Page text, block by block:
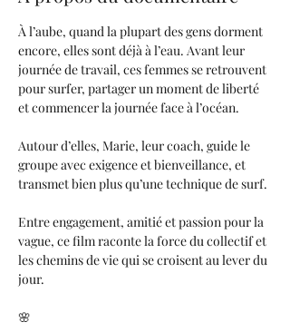
À l’aube, quand la plupart des gens dorment
encore, elles sont déjà à l’eau. Avant leur
journée de travail, ces femmes se retrouvent
pour surfer, partager un moment de liberté
et commencer la journée face à l’océan.
Autour d’elles, Marie, leur coach, guide le
groupe avec exigence et bienveillance, et
transmet bien plus qu’une technique de surf.
Entre engagement, amitié et passion pour la
vague, ce film raconte la force du collectif et
les chemins de vie qui se croisent au lever du
jour.
🌸